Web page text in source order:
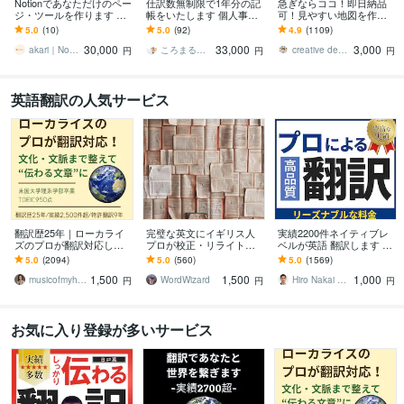
ジ・ツールを作ります 個
人利用の方・個人事業主
の方におすすめです！
5.0 (10)
akari｜Notion構築パートナー 30,000 円
帳をいたします 個人事業
主から法人の方も対応可
能！各ソフト対応中！
5.0 (92)
ころまる経理
33,000 円
可！見やすい地図を作り
ます 【実務経験アリ】
【修正無料＆無制限】【A
Iデータ無料】
4.9 (1109)
creative design momo 3,000 円
英語翻訳の人気サービス
翻訳歴25年｜ローカライ
ズのプロが翻訳対応しま
す 翻訳を超えたローカラ
イゼーションで自然な表
現に仕上げます
5.0 (2094)
musicofmyheart 1,500 円
完璧な英文にイギリス人
プロが校正・リライトし
ます プロ歴40年！伝わる
だけでなく、読む人を惹
きつける英文に。
5.0 (560)
WordWizard
1,500 円
実績2200件ネイティブレ
ベルが英語 翻訳します 3
円／文字 TOEIC940ビジ
ネス経験ある翻訳プロが
対応
5.0 (1569)
Hiro Nakai 翻訳アップデート
1,000 円
お気に入り登録が多いサービス